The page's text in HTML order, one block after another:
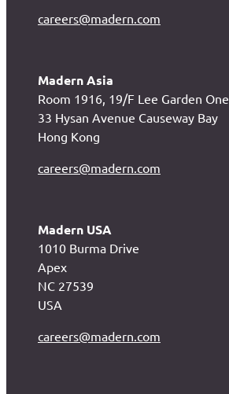
careers@madern.com
Madern Asia
Room 1916, 19/F Lee Garden One
33 Hysan Avenue Causeway Bay
Hong Kong
careers@madern.com
Madern USA
1010 Burma Drive
Apex
NC 27539
USA
careers@madern.com